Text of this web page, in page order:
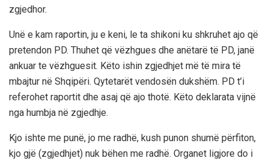
zgjedhor.
Unë e kam raportin, ju e keni, le ta shikoni ku shkruhet ajo që
pretendon PD. Thuhet që vëzhgues dhe anëtarë të PD, janë
ankuar te vëzhguesit. Këto ishin zgjedhjet më të mira të
mbajtur në Shqipëri. Qytetarët vendosën dukshëm. PD t’i
referohet raportit dhe asaj që ajo thotë. Këto deklarata vijnë
nga humbja në zgjedhje.
Kjo ishte me punë, jo me radhë, kush punon shumë përfiton,
kjo gjë (zgjedhjet) nuk bëhen me radhë. Organet ligjore do i